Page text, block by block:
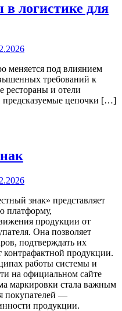
логистике для
меняется под влиянием
требований к
рестораны и отели
предсказуемые цепочки […]
знак» представляет
платформу,
продукции от
Она позволяет
подтверждать их
контрафактной продукции.
работы системы и
на официальном сайте
маркировки стала важным
покупателей —
продукции.